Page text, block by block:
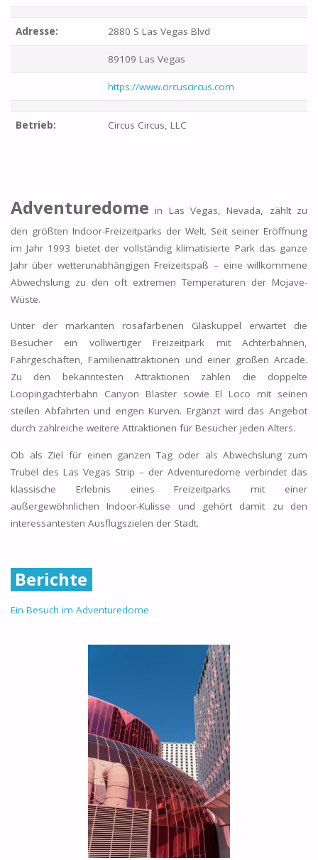
Adresse: 2880 S Las Vegas Blvd
89109 Las Vegas
https://www.circuscircus.com
Betrieb: Circus Circus, LLC
Adventuredome in Las Vegas, Nevada, zählt zu
den größten Indoor-Freizeitparks der Welt. Seit seiner Eröffnung
im Jahr 1993 bietet der vollständig klimatisierte Park das ganze
Jahr über wetterunabhängigen Freizeitspaß – eine willkommene
Abwechslung zu den oft extremen Temperaturen der Mojave-
Wüste.
Unter der markanten rosafarbenen Glaskuppel erwartet die
Besucher ein vollwertiger Freizeitpark mit Achterbahnen,
Fahrgeschäften, Familienattraktionen und einer großen Arcade.
Zu den bekanntesten Attraktionen zählen die doppelte
Loopingachterbahn Canyon Blaster sowie El Loco mit seinen
steilen Abfahrten und engen Kurven. Ergänzt wird das Angebot
durch zahlreiche weitere Attraktionen für Besucher jeden Alters.
Ob als Ziel für einen ganzen Tag oder als Abwechslung zum
Trubel des Las Vegas Strip – der Adventuredome verbindet das
klassische Erlebnis eines Freizeitparks mit einer
außergewöhnlichen Indoor-Kulisse und gehört damit zu den
interessantesten Ausflugszielen der Stadt.
Berichte
Ein Besuch im Adventuredome